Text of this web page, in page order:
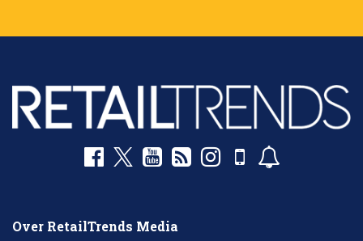
Over RetailTrends Media